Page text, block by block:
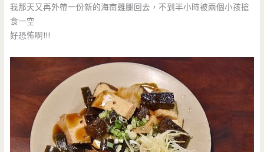
我那天又再外帶一份新的海南雞腿回去，不到半小時被兩個小孩搶
食一空
好恐怖啊!!!